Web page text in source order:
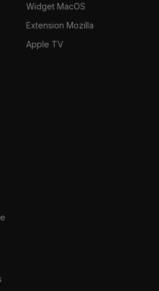
Widget MacOS
Extension Mozilla
Apple TV